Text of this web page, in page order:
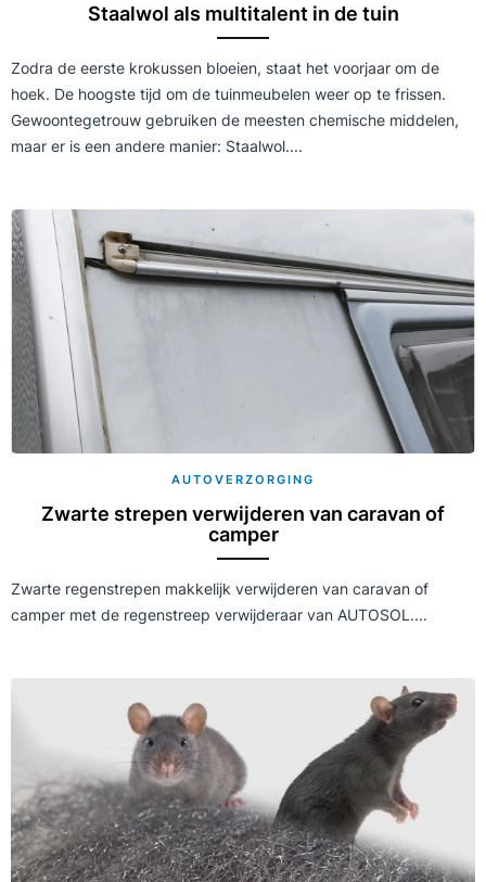
Staalwol als multitalent in de tuin
Zodra de eerste krokussen bloeien, staat het voorjaar om de
hoek. De hoogste tijd om de tuinmeubelen weer op te frissen.
Gewoontegetrouw gebruiken de meesten chemische middelen,
maar er is een andere manier: Staalwol....
AUTOVERZORGING
Zwarte strepen verwijderen van caravan of
camper
Zwarte regenstrepen makkelijk verwijderen van caravan of
camper met de regenstreep verwijderaar van AUTOSOL....